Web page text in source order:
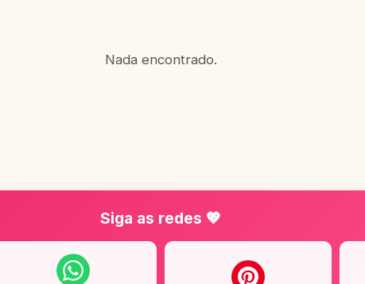
Nada encontrado.
Siga as redes 💖